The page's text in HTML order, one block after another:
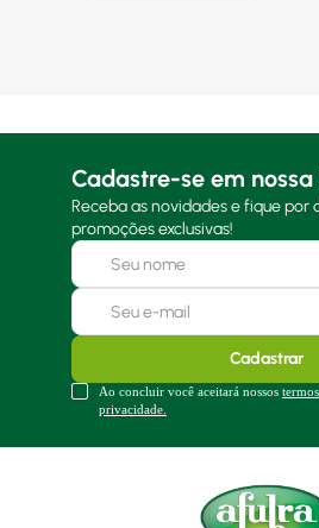
Cadastre-se em
Receba as novidades e fique por
promoções exclusivas!
Cadastrar
Ao concluir você aceitará nossos
privacidade.